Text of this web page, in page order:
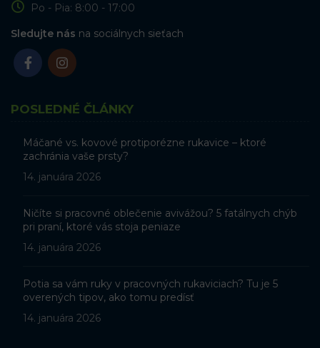
Po - Pia: 8:00 - 17:00
Sledujte nás na sociálnych sieťach
POSLEDNÉ ČLÁNKY
Máčané vs. kovové protiporézne rukavice – ktoré
zachránia vaše prsty?
14. januára 2026
Ničíte si pracovné oblečenie avivážou? 5 fatálnych chýb
pri praní, ktoré vás stoja peniaze
14. januára 2026
Potia sa vám ruky v pracovných rukaviciach? Tu je 5
overených tipov, ako tomu predísť
14. januára 2026